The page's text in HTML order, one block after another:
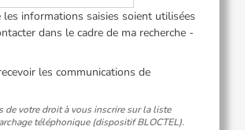
les informations saisies soient utilisées
dans le cadre de ma recherche -
les communications de
de votre droit à vous inscrire sur la liste
téléphonique (dispositif BLOCTEL).